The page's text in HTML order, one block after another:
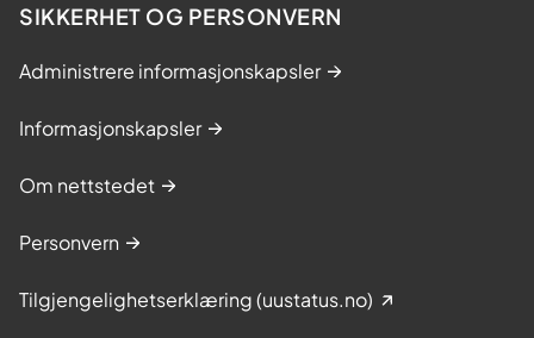
SIKKERHET OG PERSONVERN
Administrere informasjonskapsler
Informasjonskapsler
Om nettstedet
Personvern
Tilgjengelighetserklæring (uustatus.no)